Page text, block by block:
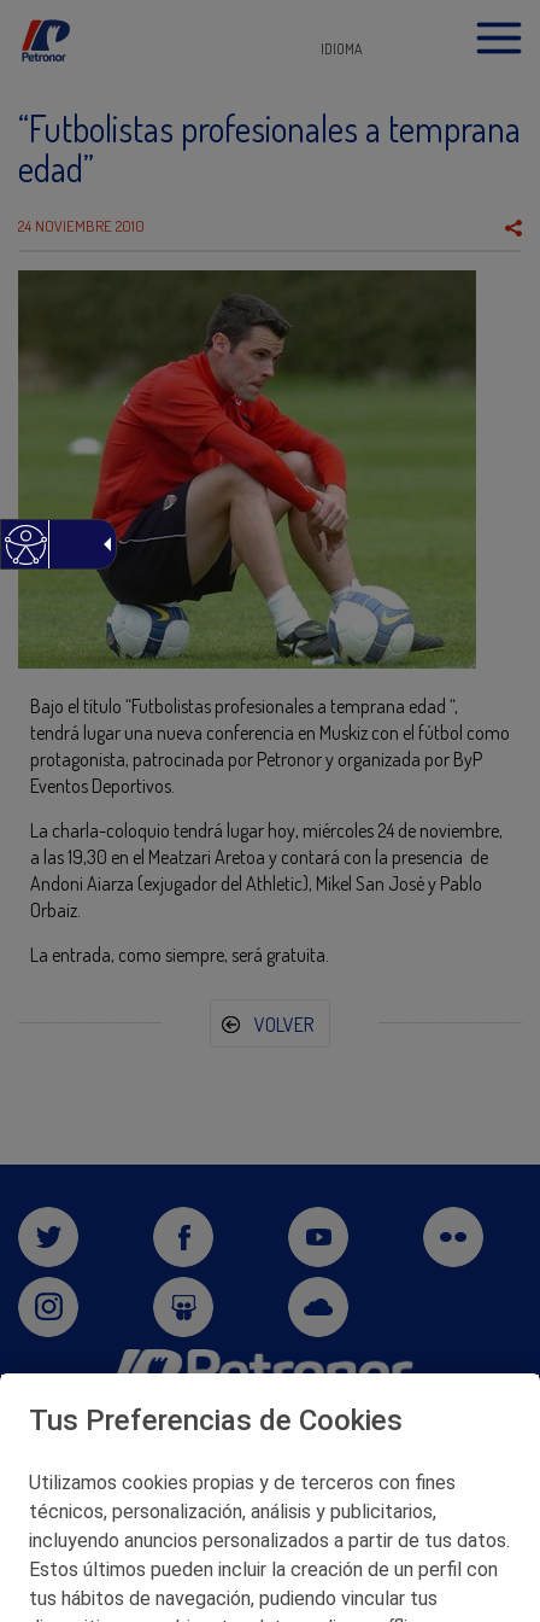
IDIOMA
“Futbolistas profesionales a temprana
edad”
24 NOVIEMBRE 2010
Bajo el título “Futbolistas profesionales a temprana edad “,
tendrá lugar una nueva conferencia en Muskiz con el fútbol como
protagonista, patrocinada por Petronor y organizada por ByP
Eventos Deportivos.
La charla-coloquio tendrá lugar hoy, miércoles 24 de noviembre,
a las 19,30 en el Meatzari Aretoa y contará con la presencia de
Andoni Aiarza (exjugador del Athletic), Mikel San José y Pablo
Orbaiz.
La entrada, como siempre, será gratuita.
VOLVER
San Martín 5-Edificio Muñatones,
© 2026 Petronor S.A.
Tus Preferencias de Cookies
Utilizamos cookies propias y de terceros con fines
técnicos, personalización, análisis y publicitarios,
incluyendo anuncios personalizados a partir de tus datos.
Estos últimos pueden incluir la creación de un perfil con
tus hábitos de navegación, pudiendo vincular tus